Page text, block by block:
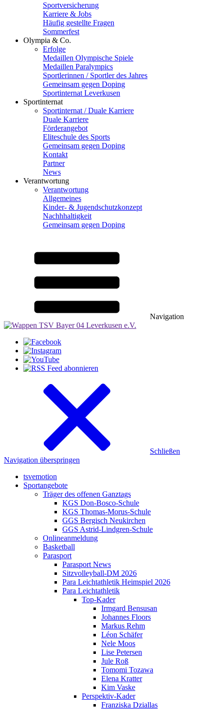
Sportversicherung
Karriere & Jobs
Häufig gestellte Fragen
Sommerfest
Olympia & Co.
Erfolge
Medaillen Olympische Spiele
Medaillen Paralympics
Sportlerinnen / Sportler des Jahres
Gemeinsam gegen Doping
Sportinternat Leverkusen
Sportinternat
Sportinternat / Duale Karriere
Duale Karriere
Förderangebot
Eliteschule des Sports
Gemeinsam gegen Doping
Kontakt
Partner
News
Verantwortung
Verantwortung
Allgemeines
Kinder- & Jugendschutzkonzept
Nachhhaltigkeit
Gemeinsam gegen Doping
Navigation
Schließen
Navigation überspringen
tsvemotion
Sportangebote
Träger des offenen Ganztags
KGS Don-Bosco-Schule
KGS Thomas-Morus-Schule
GGS Bergisch Neukirchen
GGS Astrid-Lindgren-Schule
Onlineanmeldung
Basketball
Parasport
Parasport News
Sitzvolleyball-DM 2026
Para Leichtathletik Heimspiel 2026
Para Leichtathletik
Top-Kader
Irmgard Bensusan
Johannes Floors
Markus Rehm
Léon Schäfer
Nele Moos
Lise Petersen
Jule Roß
Tomomi Tozawa
Elena Kratter
Kim Vaske
Perspektiv-Kader
Franziska Dziallas